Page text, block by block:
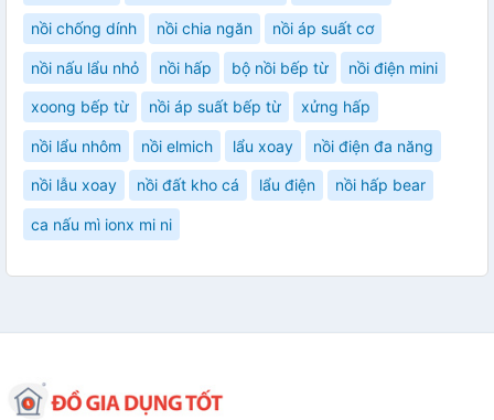
nồi chống dính nồi chia ngăn nồi áp suất cơ
nồi nấu lẩu nhỏ nồi hấp bộ nồi bếp từ nồi điện mini
xoong bếp từ nồi áp suất bếp từ xửng hấp
nồi lẩu nhôm nồi elmich lẩu xoay nồi điện đa năng
nồi lẫu xoay nồi đất kho cá lẩu điện nồi hấp bear
ca nấu mì ionx mi ni